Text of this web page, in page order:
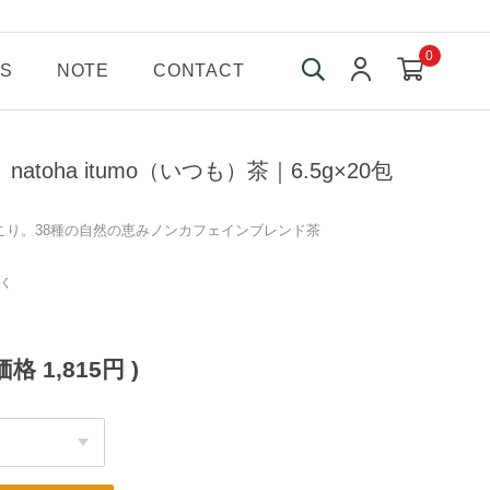
NOTE CONTACT
0
natoha itumo（いつも）茶｜6.5g×20包
。38種の自然の恵みノンカフェインブレンド茶
格 1,815円 )